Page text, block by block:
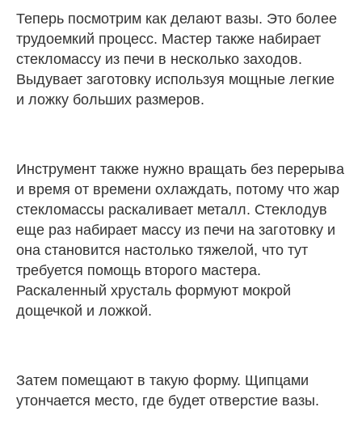
Теперь посмотрим как делают вазы. Это более
трудоемкий процесс. Мастер также набирает
стекломассу из печи в несколько заходов.
Выдувает заготовку используя мощные легкие
и ложку больших размеров.
Инструмент также нужно вращать без перерыва
и время от времени охлаждать, потому что жар
стекломассы раскаливает металл. Стеклодув
еще раз набирает массу из печи на заготовку и
она становится настолько тяжелой, что тут
требуется помощь второго мастера.
Раскаленный хрусталь формуют мокрой
дощечкой и ложкой.
Затем помещают в такую форму. Щипцами
утончается место, где будет отверстие вазы.